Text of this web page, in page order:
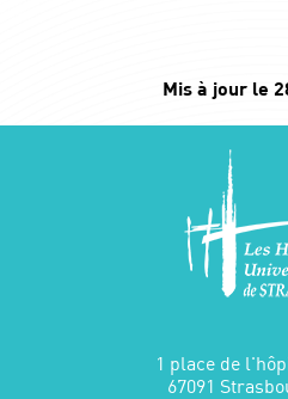
Mis à jour le
1 place de
67091